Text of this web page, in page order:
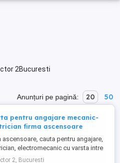
2Bucuresti
Anunțuri pe pagină: 20 50
pentru angajare mecanic-
firma ascensoare
ascensoare, cauta pentru angajare,
electromecanic cu varsta intre
ani, serioasa, motivata, cu dorinta
2, Bucuresti